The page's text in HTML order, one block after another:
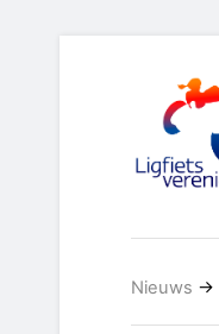
Nieuws →